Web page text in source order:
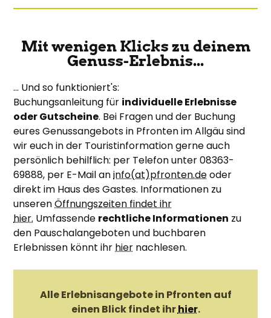
Mit wenigen Klicks zu deinem
Genuss-Erlebnis...
... Und so funktioniert's:
Buchungsanleitung für individuelle Erlebnisse
oder Gutscheine. Bei Fragen und der Buchung
eures Genussangebots in Pfronten im Allgäu sind
wir euch in der Touristinformation gerne auch
persönlich behilflich: per Telefon unter 08363-
69888, per E-Mail aninfo(at)pfronten.deoder
direkt im Haus des Gastes. Informationen zu
unserenÖffnungszeiten findet ihr
hier. Umfassende rechtliche Informationen zu
den Pauschalangeboten und buchbaren
Erlebnissen könnt ihrhier nachlesen.
Alle Erlebnisangebote in Pfronten auf
einen Blick findet ihrhier.